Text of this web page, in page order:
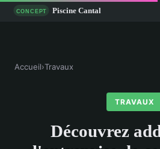
Accueil›Travaux
TRAVAUX
Découvrez